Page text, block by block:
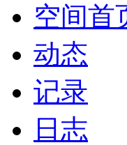
空间首
动态
记录
日志